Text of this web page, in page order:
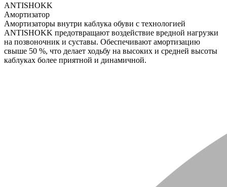
ANTISHOKK
Амортизатор
Амортизаторы внутри каблука обуви с технологией
ANTISHOKK предотвращают воздействие вредной нагрузки
на позвоночник и суставы. Обеспечивают амортизацию
свыше 50 %, что делает ходьбу на высоких и средней высоты
каблуках более приятной и динамичной.